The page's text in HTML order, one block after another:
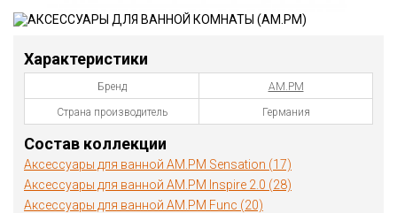
Характеристики
Бренд AM.PM
Страна производитель Германия
Состав коллекции
Аксессуары для ванной AM.PM Sensation (17)
Аксессуары для ванной AM.PM Inspire 2.0 (28)
Аксессуары для ванной AM.PM Func (20)